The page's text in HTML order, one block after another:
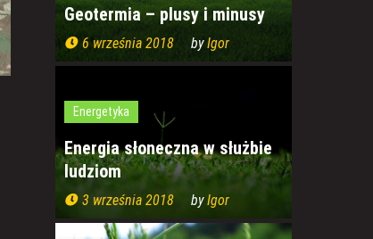
Geotermia – plusy i minusy
6 września 2018 byIgor
Energetyka
Energia słoneczna w służbie
ludziom
3 września 2018 byIgor